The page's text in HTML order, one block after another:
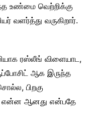
உண்மை வெற்றிக்கு
வளர்த்து வருகிறார்.
ரஸ்லீங் விளையாட,
ஆக இருந்த
பிறகு
என்ன ஆனது என்பதே